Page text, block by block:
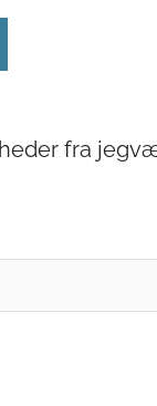
fra